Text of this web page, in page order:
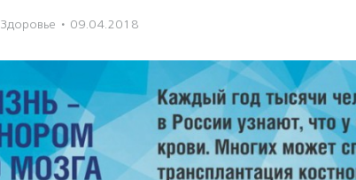
Здоровье · 09.04.2018